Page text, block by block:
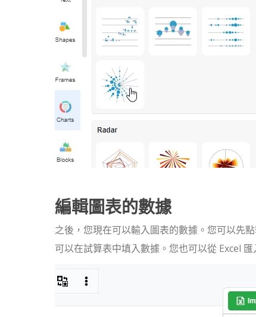
編輯圖表的數據
之後，您現在可以輸入圖表的數據。您可以先
可以在試算表中填入數據。您也可以從 Excel